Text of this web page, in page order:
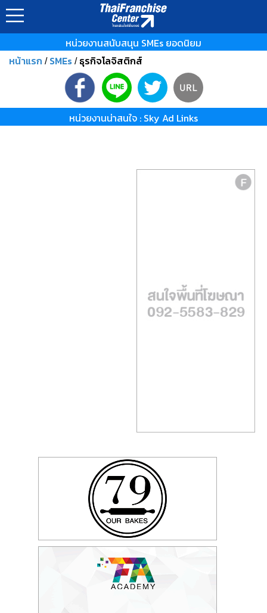
หน่วยงานสนับสนุน SMEs ยอดนิยม
หน้าแรก / SMEs / ธุรกิจโลจิสติกส์
หน่วยงานน่าสนใจ : Sky Ad Links